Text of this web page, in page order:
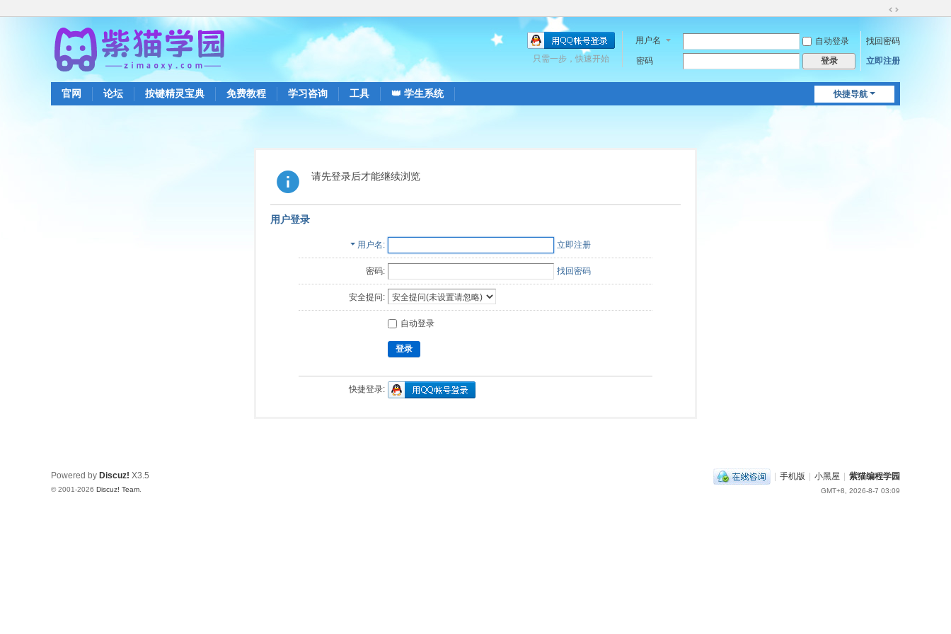
换
到
宽
用户名 自动登录
找回密码
密码
登录 立即注册
只需一步，快速开始
快捷导航
官网 论坛 按键精灵宝典 免费教程 学习咨询 工具 👑 学生系统
请先登录后才能继续浏览
用户登录
用户名 立即注册
密码: 找回密码
安全提问:
自动登录
登录
快捷登录:
| 手机版 | 小黑屋 | 紫猫编程学园
GMT+8, 2026-8-7 03:09
Powered by Discuz! X3.5
© 2001-2026 Discuz! Team